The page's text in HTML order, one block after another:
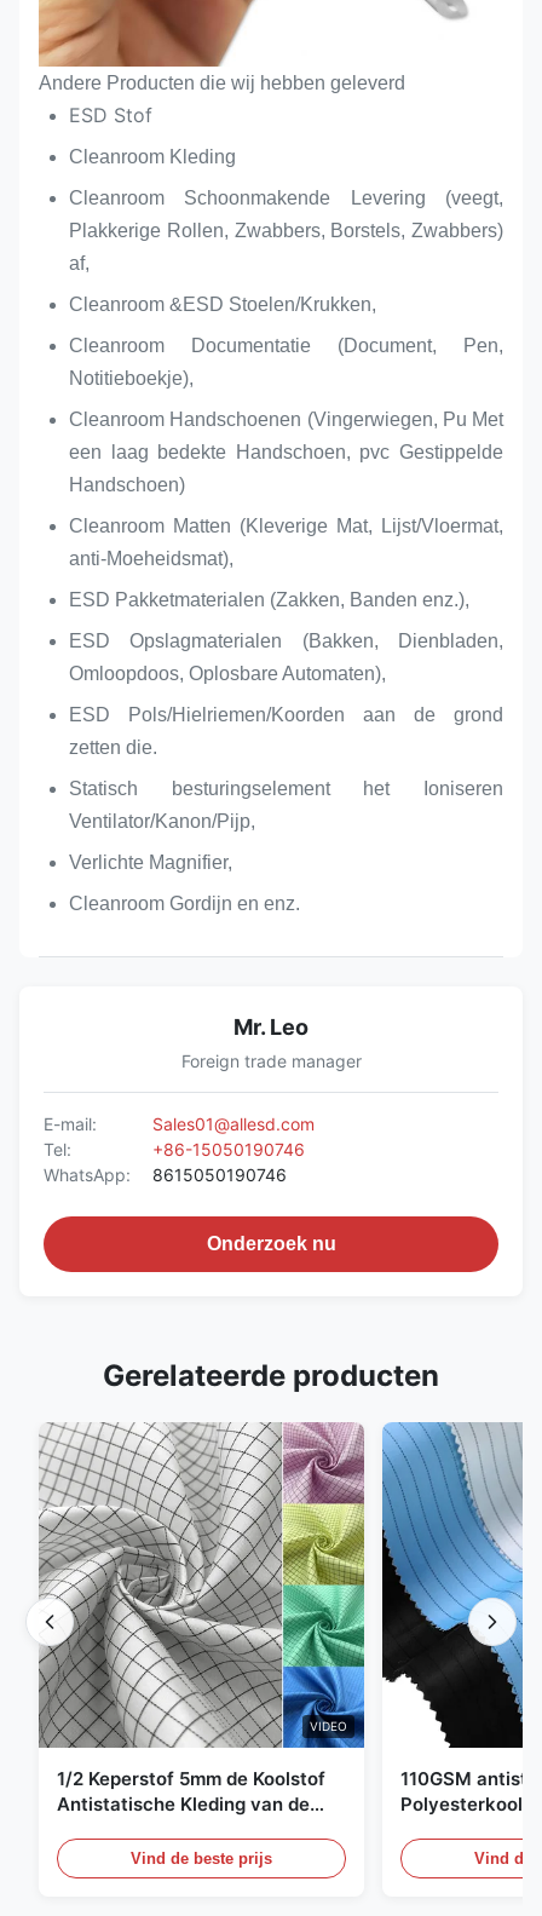
Andere Producten die wij hebben geleverd
ESD Stof
Cleanroom Kleding
Cleanroom Schoonmakende Levering (veegt,
Plakkerige Rollen, Zwabbers, Borstels, Zwabbers)
af,
Cleanroom &ESD Stoelen/Krukken,
Cleanroom Documentatie (Document, Pen,
Notitieboekje),
Cleanroom Handschoenen (Vingerwiegen, Pu Met
een laag bedekte Handschoen, pvc Gestippelde
Handschoen)
Cleanroom Matten (Kleverige Mat, Lijst/Vloermat,
anti-Moeheidsmat),
ESD Pakketmaterialen (Zakken, Banden enz.),
ESD Opslagmaterialen (Bakken, Dienbladen,
Omloopdoos, Oplosbare Automaten),
ESD Pols/Hielriemen/Koorden aan de grond
zetten die.
Statisch besturingselement het Ioniseren
Ventilator/Kanon/Pijp,
Verlichte Magnifier,
Cleanroom Gordijn en enz.
Mr. Leo
Foreign trade manager
E-mail:
Sales01@allesd.com
Tel:
+86-15050190746
WhatsApp:
8615050190746
Onderzoek nu
Gerelateerde producten
VIDEO
1/2 Keperstof 5mm de Koolstof
Antistatische Kleding van de
Vind de beste prijs
110GSM
Vind de